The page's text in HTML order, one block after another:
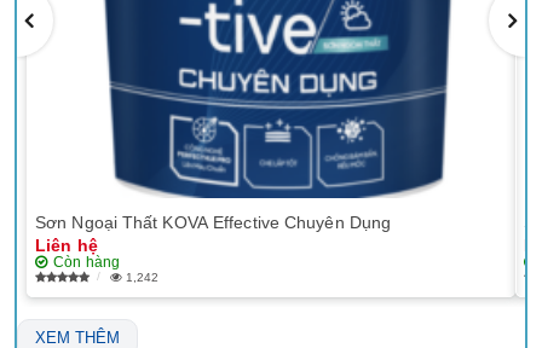
Sơn Ngoại Thất KOVA Effective Chuyên Dụng
Liên hệ
Còn hàng
1,242
XEM THÊM